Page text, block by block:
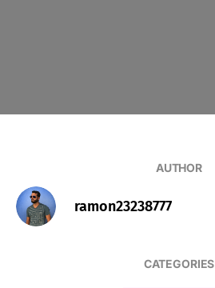
AUTHOR
ramon23238777
CATEGORIES